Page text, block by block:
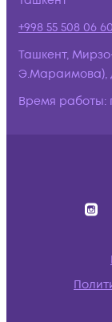
+998 55 508 06 60
Ташкент,
Э.Мараимова),
Время работы: